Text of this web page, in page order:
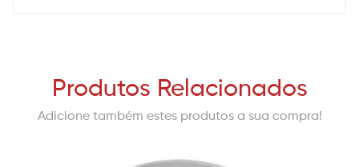
Produtos Relacionados
Adicione também estes produtos a sua compra!